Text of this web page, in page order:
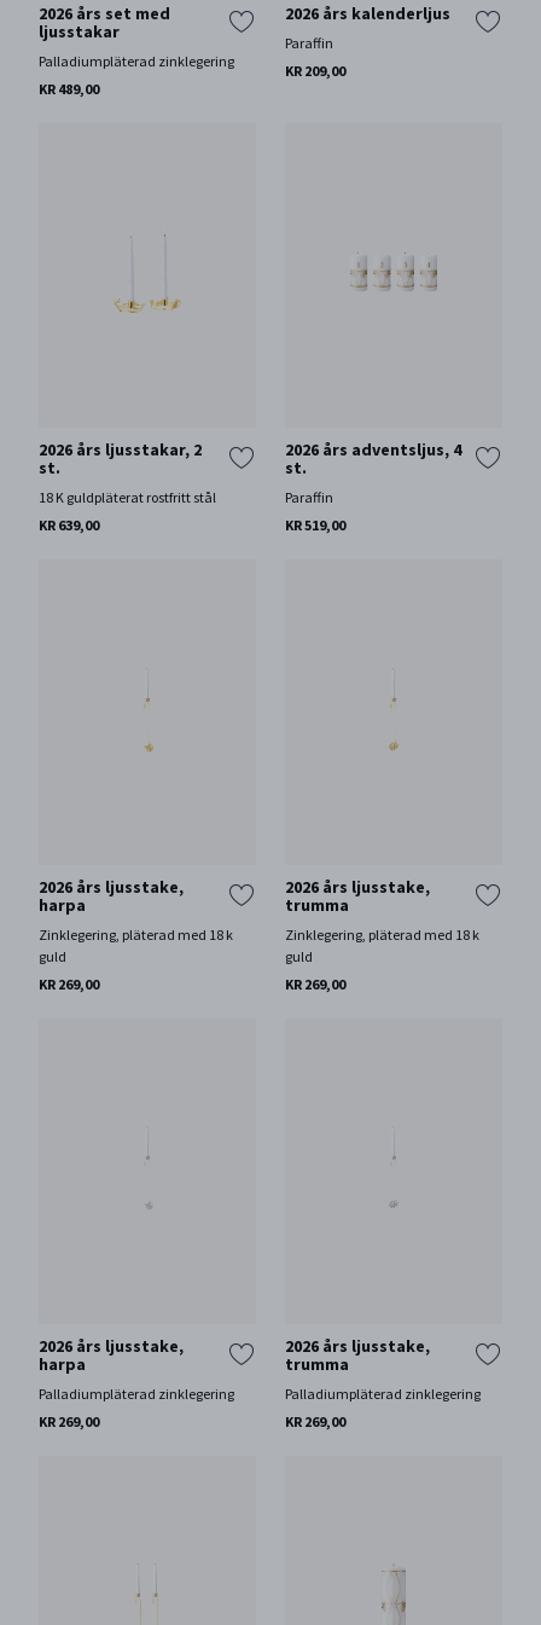
2026 års set med
ljusstakar
Palladiumpläterad zinklegering
KR 489,00
2026 års kalenderljus
Paraffin
KR 209,00
2026 års ljusstakar, 2
st.
18 K guldpläterat rostfritt stål
KR 639,00
2026 års adventsljus, 4
st.
Paraffin
KR 519,00
2026 års ljusstake,
harpa
Zinklegering, pläterad med 18 k
guld
KR 269,00
2026 års ljusstake,
trumma
Zinklegering, pläterad med 18 k
guld
KR 269,00
2026 års ljusstake,
harpa
Palladiumpläterad zinklegering
KR 269,00
2026 års ljusstake,
trumma
Palladiumpläterad zinklegering
KR 269,00